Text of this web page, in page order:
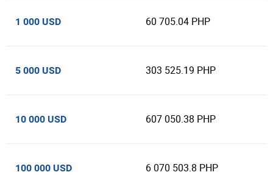
1 000 USD 60 705.04 PHP
5 000 USD 303 525.19 PHP
10 000 USD 607 050.38 PHP
100 000 USD 6 070 503.8 PHP